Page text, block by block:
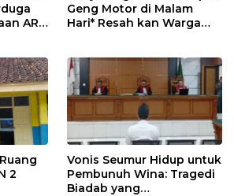
ART
Geng Motor di Malam
Hari* Resah kan Warga
2
Vonis Seumur Hidup untuk
Pembunuh Wina: Tragedi
Biadab yang